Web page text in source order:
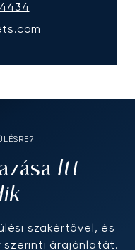
Itt
szakértővel, és
szerinti árajánlatát.